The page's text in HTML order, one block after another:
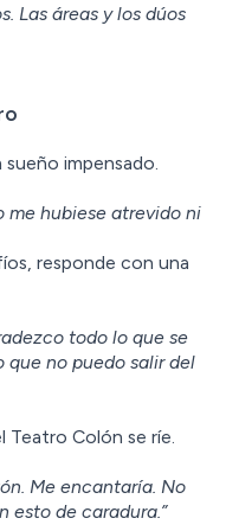
Las áreas y los dúos
impensado.
me hubiese atrevido ni
responde con una
todo lo que se
que no puedo salir del
Colón se ríe.
Me encantaría. No
esto de caradura.”